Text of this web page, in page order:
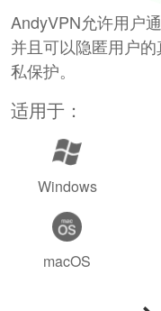
AndyVPN允许用户
并且可以隐匿用户
私保护。
适用于：
Windows
macOS